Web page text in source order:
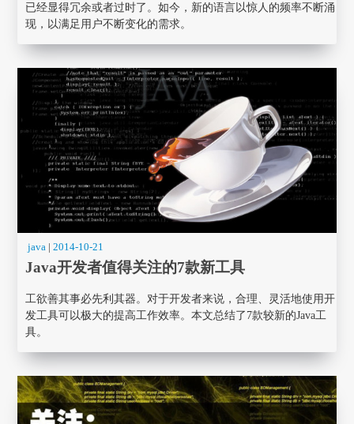
已经显得冗余或者过时了。如今，新的语言以惊人的频率不断涌
现，以满足用户不断变化的需求。
java |2014-10-21
Java开发者值得关注的7款新工具
工欲善其事必先利其器。对于开发者来说，合理、灵活地使用开
发工具可以极大的提高工作效率。本文总结了7款较新的Java工
具。